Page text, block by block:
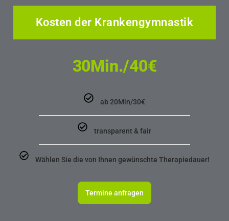
Kosten der Krankengymnastik
30Min./40€
ab 20Min/30€
transparent & fair
Wählen Sie die von Ihnen gewünschte Therapiedauer!
Termine anfragen